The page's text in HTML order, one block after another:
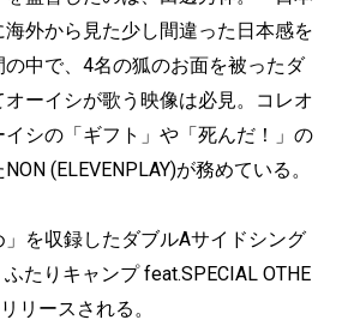
外から見た少し間違った日本感を
中で、4名の狐のお面を被ったダ
ーイシが歌う映像は必見。コレオ
シの「ギフト」や「死んだ！」の
(ELEVENPLAY)が務めている。
を収録したダブルAサイドシング
たりキャンプ feat.SPECIAL OTHE
リースされる。